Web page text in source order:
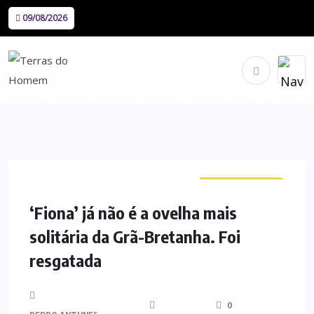
09/08/2026
‘Fiona’ já não é a ovelha mais
solitária da Grã-Bretanha. Foi
resgatada
0